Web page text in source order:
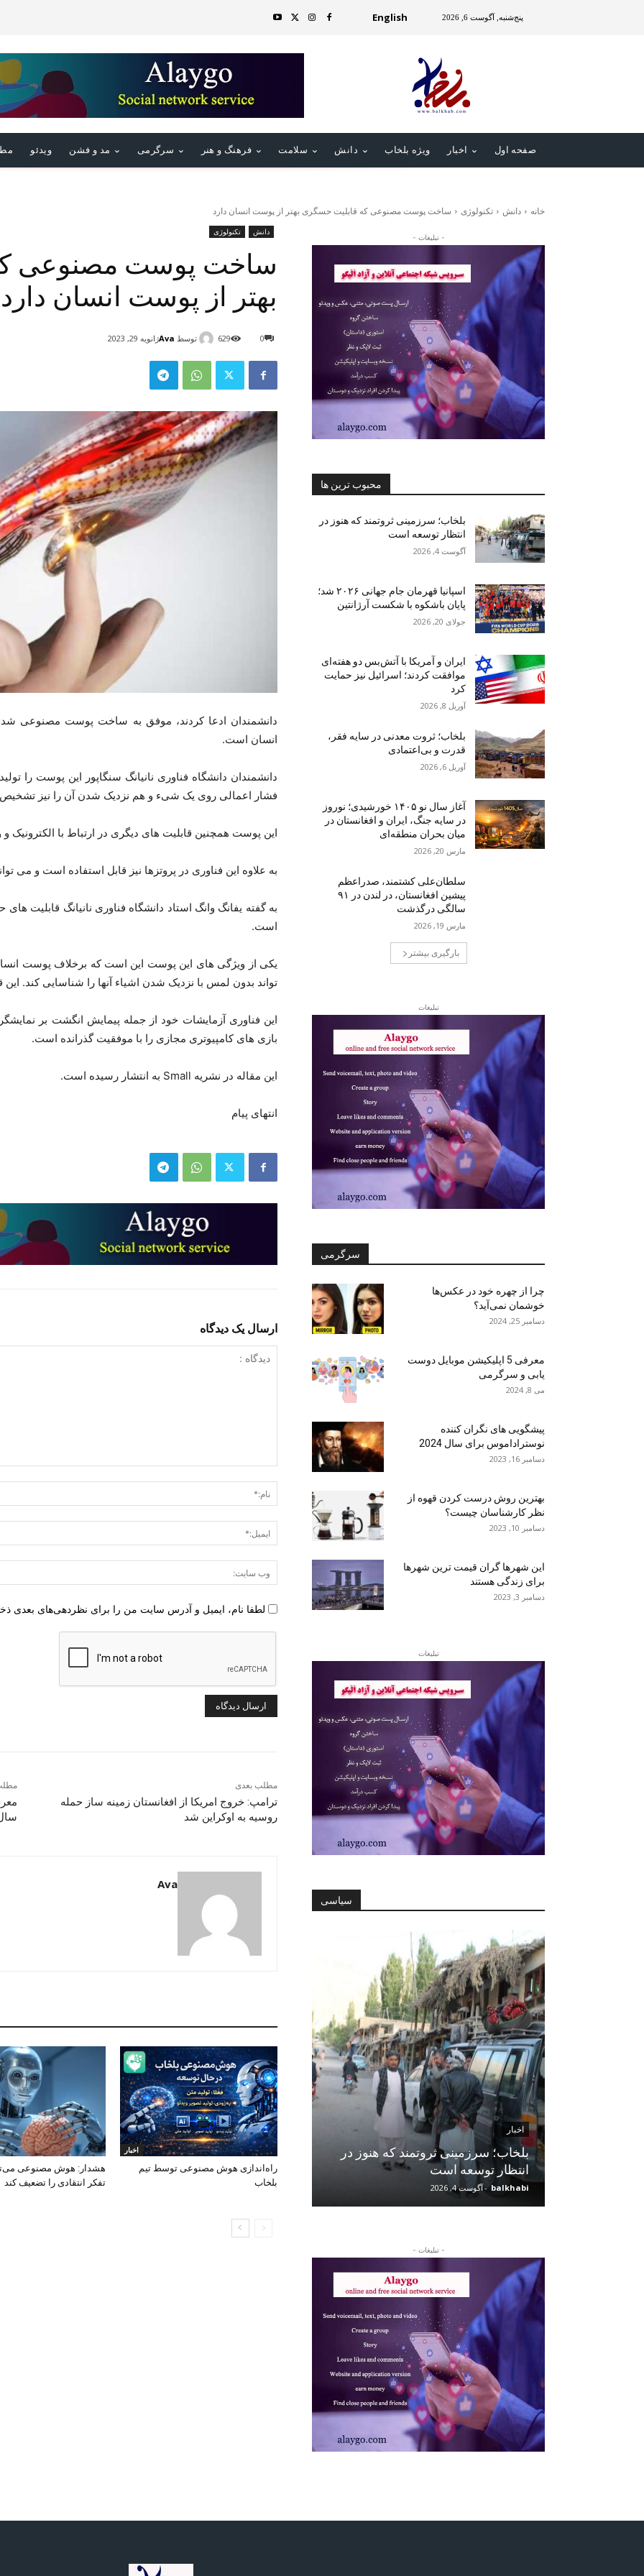
پنج‌شنبه, آگوست 6, 2026 English
صفحه اول اخبار ویژه بلخاب دانش سلامت فرهنگ و هنر سرگرمی مد و فشن ویدئو
خانه دانش تکنولوژی ساخت پوست مصنوعی که قابلیت حسگری بهتر از پوست انسان دارد
دانش تکنولوژی
ساخت پوست مصنوعی
بهتر از پوست انسان دارد
توسط Avaژانویه 29, 2023 0
629
دانشمندان ادعا کردند، موفق به ساخت پوست مصنوعی
انسان است.
دانشمندان دانشگاه فناوری نانیانگ سنگاپور این پوست را
فشار اعمالی روی یک شیء و هم نزدیک شدن آن را نیز تشخیص
این پوست همچنین قابلیت های دیگری در ارتباط با الکترونیک
به علاوه این فناوری در پروتزها نیز قابل استفاده است و می
به گفته یفانگ وانگ استاد دانشگاه فناوری نانیانگ
است.
یکی از ویژگی های این پوست این است که برخلاف پوست
تواند بدون لمس با نزدیک شدن اشیاء آنها را شناسایی کند.
این فناوری آزمایشات خود از جمله پیمایش انگشت بر
بازی های کامپیوتری مجازی را با موفقیت گذرانده است.
این مقاله در نشریه Small به انتشار رسیده است.
انتهای پیام
ارسال یک دیدگاه
لطفا نام، ایمیل و آدرس سایت من را برای نظردهی‌های بعدی
سال
مطلب بعدی
ترامپ: خروج امریکا از افغانستان زمینه ساز حمله
روسیه به اوکراین شد
Ava
اخبار
راه‌اندازی هوش مصنوعی توسط تیم
بلخاب
هشدار: هوش مصنوعی
تفکر انتقادی را تضعیف کند
- تبلیغات -
محبوب ترین ها
بلخاب؛ سرزمینی ثروتمند که هنوز در
انتظار توسعه است
آگوست 4, 2026
اسپانیا قهرمان جام جهانی ۲۰۲۶ شد؛
پایان باشکوه با شکست آرژانتین
جولای 20, 2026
ایران و آمریکا با آتش‌بس دو هفته‌ای
موافقت کردند؛ اسرائیل نیز حمایت
کرد
آوریل 8, 2026
بلخاب؛ ثروت معدنی در سایه فقر،
قدرت و بی‌اعتمادی
آوریل 6, 2026
آغاز سال نو ۱۴۰۵ خورشیدی؛ نوروز
در سایه جنگ، ایران و افغانستان در
میان بحران منطقه‌ای
مارس 20, 2026
سلطان‌علی کشتمند، صدراعظم
پیشین افغانستان، در لندن در ۹۱
سالگی درگذشت
مارس 19, 2026
بارگیری بیشتر
تبلیغات
سرگرمی
چرا از چهره خود در عکس‌ها
خوشمان نمی‌آید؟
دسامبر 25, 2024
معرفی 5 اپلیکیشن موبایل دوست
یابی و سرگرمی
می 8, 2024
پیشگویی های نگران کننده
نوستراداموس برای سال 2024
دسامبر 16, 2023
بهترین روش درست کردن قهوه از
نظر کارشناسان چیست؟
دسامبر 10, 2023
این شهرها گران قیمت ترین شهرها
برای زندگی هستند
دسامبر 3, 2023
تبلیغات
سیاسی
اخبار
بلخاب؛ سرزمینی ثروتمند که هنوز در
انتظار توسعه است
balkhabi
-آگوست 4, 2026
- تبلیغات -